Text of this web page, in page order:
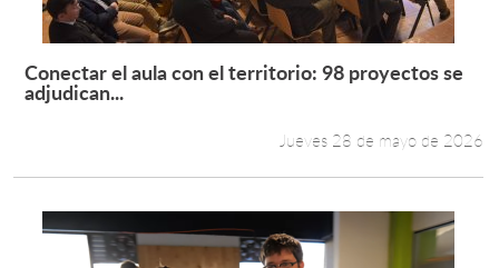
Leer más +
Conectar el aula con el territorio: 98 proyectos se
adjudican...
Jueves 28 de mayo de 2026